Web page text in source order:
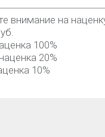
внимание на
100%
20%
10%